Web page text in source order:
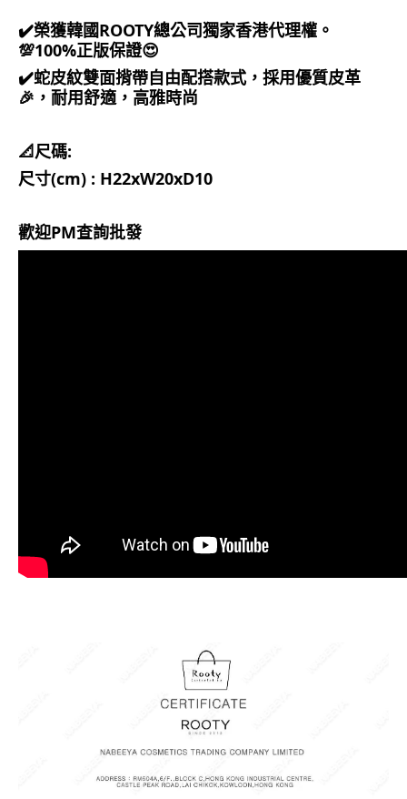
✔️榮獲韓國ROOTY總公司獨家香港代理權。
💯100%正版保證😍
✔️蛇皮紋雙面揹帶自由配搭款式，採用優質皮革
🎉，耐用舒適，高雅時尚
📐尺碼:
尺寸(cm) : H22xW20xD10
歡迎PM查詢批發